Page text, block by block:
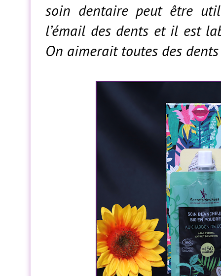
soin dentaire peut être
l’émail des dents et il est
On aimerait toutes des